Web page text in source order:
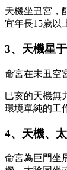
天機坐丑宮，
宜年長15歲以
3、天機星
命宮在未丑空
巳亥的天機無
環境單純的工
4、天機、
命宮為巨門坐